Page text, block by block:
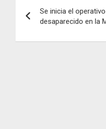
de
entradas
Se inicia el
desaparecido en la